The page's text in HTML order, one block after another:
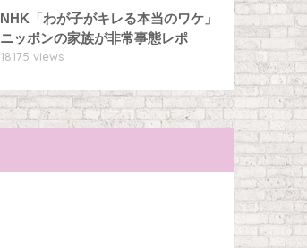
NHK「わが子がキレる本当のワケ」
ニッポンの家族が非常事態レポ
18175 views